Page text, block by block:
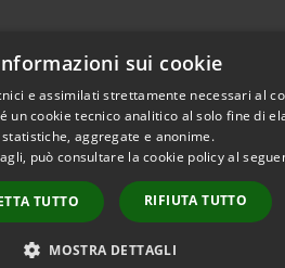
Copyright ©
sui cookie
e assimilati strettamente necessari al
un cookie tecnico analitico al solo fine di
statistiche, aggregate e anonime.
può consultare la cookie policy al
TUTTO RIFIUTA TUTTO
MOSTRA DETTAGLI